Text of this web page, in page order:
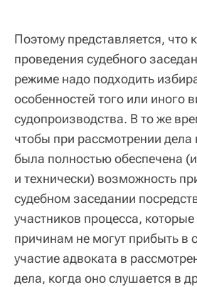
Поэтому представляется, что
проведения судебного
режиме надо подходить
особенностей того или иного
судопроизводства. В то же
чтобы при рассмотрении
была полностью обеспечена
и технически) возможность
судебном заседании
участников процесса,
причинам не могут прибыть в
участие адвоката в
дела, когда оно слушается в